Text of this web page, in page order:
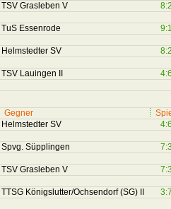
TSV Grasleben V
8:2
TuS Essenrode
9:1
Helmstedter SV
8:2
TSV Lauingen II
4:6
Gegner
Helmstedter SV
4:6
Spvg. Süpplingen
7:3
TSV Grasleben V
7:3
TTSG Königslutter/Ochsendorf (SG) II
3:7